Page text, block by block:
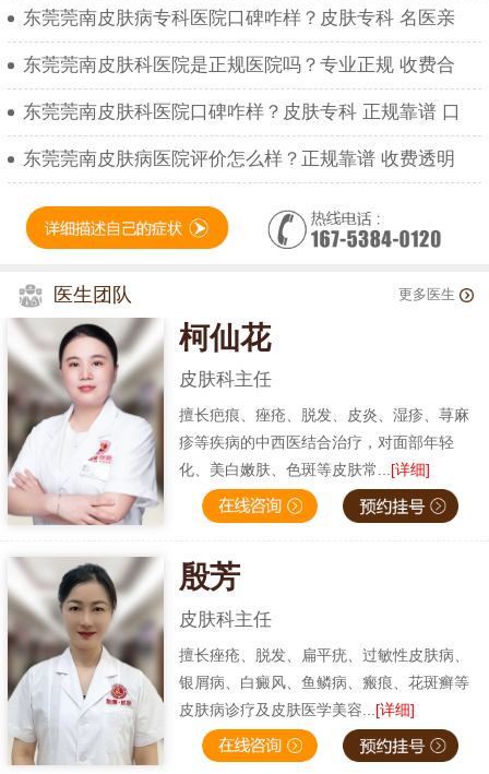
东莞莞南皮肤病专科医院口碑咋样？皮肤专科 名医亲
东莞莞南皮肤科医院是正规医院吗？专业正规 收费合
东莞莞南皮肤科医院口碑咋样？皮肤专科 正规靠谱 口
东莞莞南皮肤病医院评价怎么样？正规靠谱 收费透明
医生团队 更多医生
柯仙花
皮肤科主任
擅长疤痕、痤疮、脱发、皮炎、湿疹、荨麻
疹等疾病的中西医结合治疗，对面部年轻
化、美白嫩肤、色斑等皮肤常... [详细]
殷芳
皮肤科主任
擅长痤疮、脱发、扁平疣、过敏性皮肤病、
银屑病、白癜风、鱼鳞病、瘢痕、花斑癣等
皮肤病诊疗及皮肤医学美容... [详细]